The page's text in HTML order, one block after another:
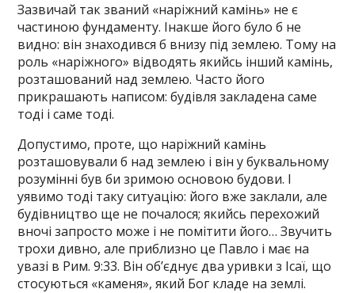
Зазвичай так званий «наріжний камінь» не є
частиною фундаменту. Інакше його було б не
видно: він знаходився б внизу під землею. Тому на
роль «наріжного» відводять якийсь інший камінь,
розташований над землею. Часто його
прикрашають написом: будівля закладена саме
тоді і саме тоді.
Допустимо, проте, що наріжний камінь
розташовували б над землею і він у буквальному
розумінні був би зримою основою будови. І
уявимо тоді таку ситуацію: його вже заклали, але
будівництво ще не почалося; якийсь перехожий
вночі запросто може і не помітити його… Звучить
трохи дивно, але приблизно це Павло і має на
увазі в Рим. 9:33. Він об’єднує два уривки з Ісаї, що
стосуються «каменя», який Бог кладе на землі.